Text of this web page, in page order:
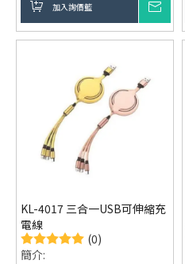
加入詢價籃
KL-4017 三合一USB可伸縮充
電線
(0)
簡介: